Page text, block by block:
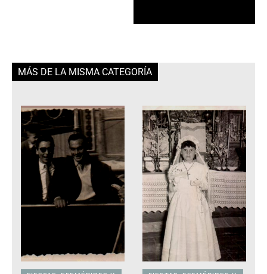
MÁS DE LA MISMA CATEGORÍA